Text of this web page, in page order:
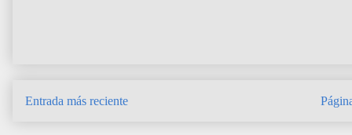
Entrada más reciente